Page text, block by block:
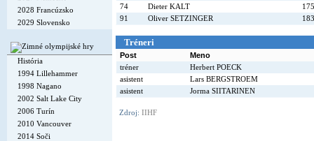
2028 Francúzsko
2029 Slovensko
História
1994 Lillehammer
1998 Nagano
2002 Salt Lake City
2006 Turín
2010 Vancouver
2014 Soči
74
Dieter KALT
175
91
Oliver SETZINGER 183
Tréneri
Post
Meno
tréner
Herbert POECK
asistent
Lars BERGSTROEM
asistent
Jorma SIITARINEN
Zdroj: IIHF